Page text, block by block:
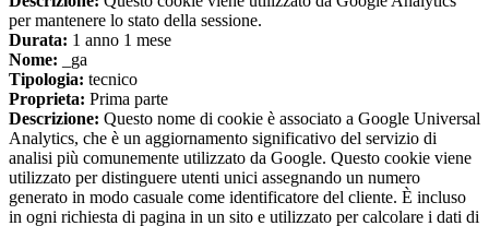
per mantenere lo stato della sessione.
Durata: 1 anno 1 mese
Nome: _ga
Tipologia: tecnico
Proprieta: Prima parte
Descrizione: Questo nome di cookie è associato a Google Universal
Analytics, che è un aggiornamento significativo del servizio di
analisi più comunemente utilizzato da Google. Questo cookie viene
utilizzato per distinguere utenti unici assegnando un numero
generato in modo casuale come identificatore del cliente. È incluso
in ogni richiesta di pagina in un sito e utilizzato per calcolare i dati di